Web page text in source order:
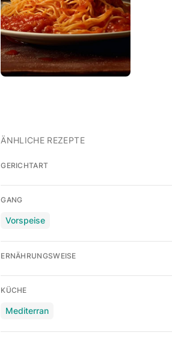
ÄNHLICHE REZEPTE
GERICHTART
GANG
Vorspeise
ERNÄHRUNGSWEISE
KÜCHE
Mediterran